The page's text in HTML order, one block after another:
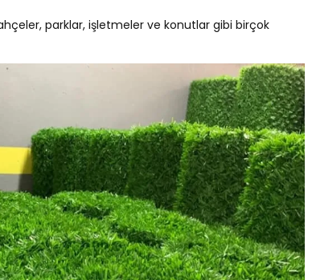
parklar, işletmeler ve konutlar gibi birçok